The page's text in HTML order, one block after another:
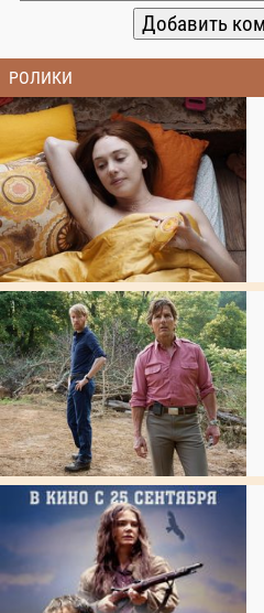
РОЛИКИ